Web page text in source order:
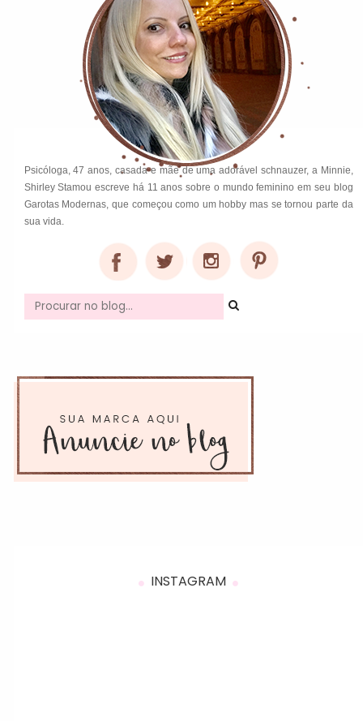
Psicóloga, 47 anos, casada e mãe de uma adorável schnauzer, a Minnie,
Shirley Stamou escreve há 11 anos sobre o mundo feminino em seu blog
Garotas Modernas, que começou como um hobby mas se tornou parte da
sua vida.
INSTAGRAM